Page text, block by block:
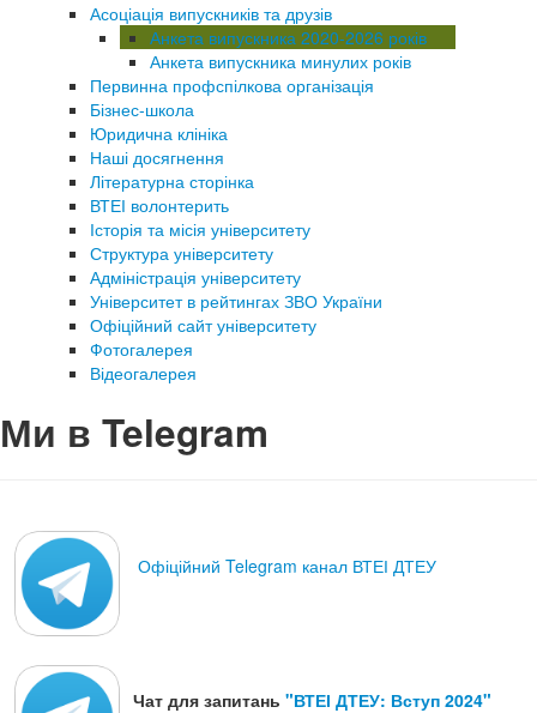
Асоціація випускників та друзів
Анкета випускника 2020-2026 років
Анкета випускника минулих років
Первинна профспілкова організація
Бізнес-школа
Юридична клініка
Наші досягнення
Літературна сторінка
ВТЕІ волонтерить
Історія та місія університету
Структура університету
Адміністрація університету
Університет в рейтингах ЗВО України
Офіційний сайт університету
Фотогалерея
Відеогалерея
Ми в Telegram
Офіційний Telegram канал ВТЕІ ДТЕУ
Чат для запитань "ВТЕІ ДТЕУ: Вступ 2024"